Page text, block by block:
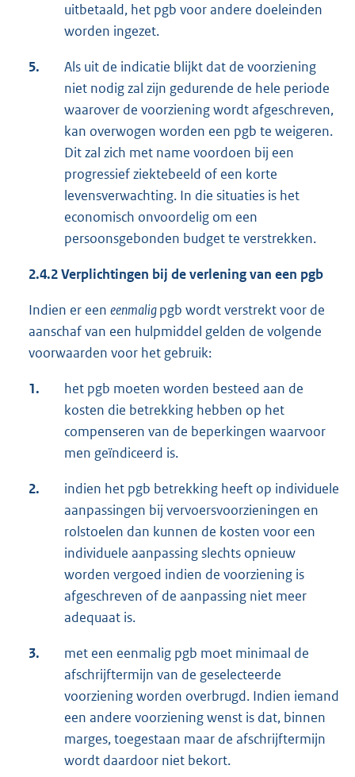
uitbetaald, het pgb voor andere doeleinden
worden ingezet.
5.
Als uit de indicatie blijkt dat de voorziening
niet nodig zal zijn gedurende de hele periode
waarover de voorziening wordt afgeschreven,
kan overwogen worden een pgb te weigeren.
Dit zal zich met name voordoen bij een
progressief ziektebeeld of een korte
levensverwachting. In die situaties is het
economisch onvoordelig om een
persoonsgebonden budget te verstrekken.
2.4.2 Verplichtingen bij de verlening van een pgb
Indien er een eenmaligpgb wordt verstrekt voor de
aanschaf van een hulpmiddel gelden de volgende
voorwaarden voor het gebruik:
1.
het pgb moeten worden besteed aan de
kosten die betrekking hebben op het
compenseren van de beperkingen waarvoor
men geïndiceerd is.
2.
indien het pgb betrekking heeft op individuele
aanpassingen bij vervoersvoorzieningen en
rolstoelen dan kunnen de kosten voor een
individuele aanpassing slechts opnieuw
worden vergoed indien de voorziening is
afgeschreven of de aanpassing niet meer
adequaat is.
3.
met een eenmalig pgb moet minimaal de
afschrijftermijn van de geselecteerde
voorziening worden overbrugd. Indien iemand
een andere voorziening wenst is dat, binnen
marges, toegestaan maar de afschrijftermijn
wordt daardoor niet bekort.